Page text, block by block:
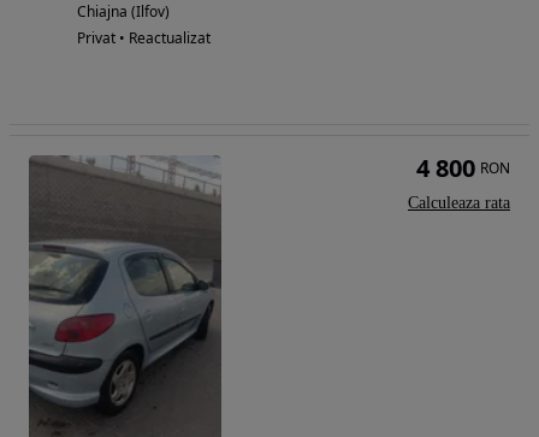
Chiajna (Ilfov)
Privat • Reactualizat
4 800 RON
Calculeaza rata